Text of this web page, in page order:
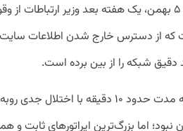
این باره داده نشده و فقط درباره قطعی ۵ بهمن، یک هفته بعد وزیر
از دسترس خارج شدن اطلاعات سایت
صبح امروز (۲۴ اسفند) اینترنت کشور به مدت حدود ۱۰ دقیقه
اما بزرگ‌ترین اپراتورهای ثابت و